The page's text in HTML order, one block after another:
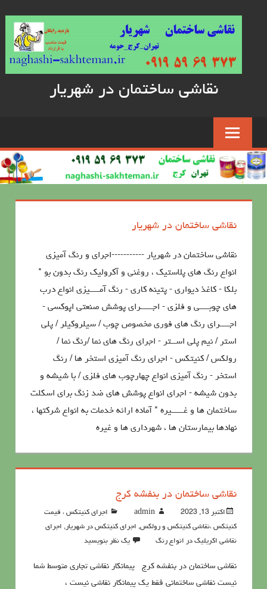
نقاشی ساختمان در شهریار
نقاشی ساختمان در شهریار
نقاشی ساختمان در شهریار -----------اجرای و رنگ آمیزی
انواع رنگ های پلاستیک ، روغنی و آکرولیک رنگ بدون بو *
بلکا - کاغذ دیواری - پتینه کاری - رنگ آمــــيزي انواع درب
هاي چوبــــي و فلزي - اجـــــراي پوشش صنعتي اپوکسي -
اجــــراي رنگ هاي فوري مخصوص چوب / سيلروکيلر / پلي
استر / نيم پلي اســتر - اجراي رنگ هاي نما /رنگ نما /
رولکس / کنيتکس - اجراي رنگ آميزي استخر ها / رنگ
استخر - رنگ آميزي انواع چهارچوب هاي فلزي / با شيشه و
بدون شيشه - اجراي انواع پوشش هاي ضد زنگ براي اسکلت
ساختمان ها و غـــــیره * آماده ارائه خدمات به انواع شرکتها ،
نهادها بیمارستان ها ، شهرداری ها و غیره
نقاشی ساختمان در بنفشه کرج
اکتبر 13, 2023 admin
اجرای کنیتکس ، قیمت
کنیتکس ،نقاشي كنيتكس و رولكس, اجرای کنیتکس در شهریار, اجرای
نقاشی اکریلیک در انواع رنگ
یک نظر بنویسید
نقاشی ساختمان در بنفشه کرج پیمانکار نقاشی تجاری متوسط ​​شما
نیست نقاشی ساختمانی فقط یک پیمانکار نقاشی نیست ،